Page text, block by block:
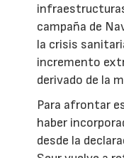
campaña de
la crisis
incremento
derivado de la
Para afrontar
haber
desde la